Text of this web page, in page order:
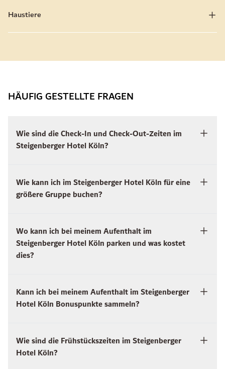
Haustiere
HÄUFIG GESTELLTE FRAGEN
Wie sind die Check-In und Check-Out-Zeiten im
Steigenberger Hotel Köln?
Wie kann ich im Steigenberger Hotel Köln für eine
größere Gruppe buchen?
Wo kann ich bei meinem Aufenthalt im
Steigenberger Hotel Köln parken und was kostet
dies?
Kann ich bei meinem Aufenthalt im Steigenberger
Hotel Köln Bonuspunkte sammeln?
Wie sind die Frühstückszeiten im Steigenberger
Hotel Köln?